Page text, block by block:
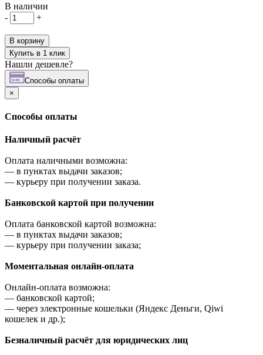
В наличии
-
+
В корзину
Купить в 1 клик
Нашли дешевле?
Cпособы оплаты
×
Cпособы оплаты
Наличный расчёт
Оплата наличными возможна:
— в пунктах выдачи заказов;
— курьеру при получении заказа.
Банковской картой при получении
Оплата банковской картой возможна:
— в пунктах выдачи заказов;
— курьеру при получении заказа;
Моментальная онлайн-оплата
Онлайн-оплата возможна:
— банковской картой;
— через электронные кошельки (Яндекс Деньги, Qiwi
кошелек и др.);
Безналичный расчёт для юридических лиц